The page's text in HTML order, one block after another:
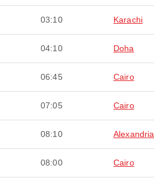
03:10 Karachi
04:10 Doha
06:45 Cairo
07:05 Cairo
08:10 Alexandria
08:00 Cairo